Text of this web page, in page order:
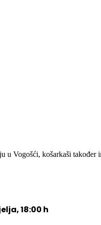
u Vogošći, košarkaši
18:00 h